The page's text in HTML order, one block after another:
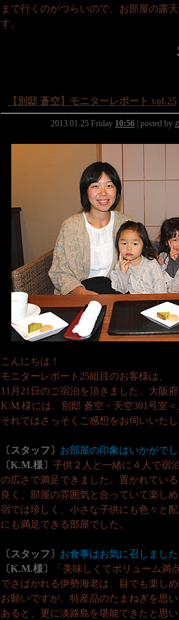
まで行くのがつらいので、お部屋の露
す。
【別邸 蒼空】モニターレポート vol.25
2013.01.25 Friday 10:56 | posted by
こんにちは！
モニターレポート25組目のお客様は、
11月21日のご宿泊を頂きました、大阪
K.M.様には、別邸 蒼空・天空301号室＜
それではさっそくご感想をお伺いいたし
〔スタッフ〕 お部屋の印象はいかがで
〔K.M.様〕 子供２人と一緒に４人で宿
の広さで満足できました。置かれてい
良く、部屋の雰囲気と合っていて楽し
宿では珍しく、小さな子供にも色々と
にも満足できる部屋でした。
〔スタッフ〕 お食事はお気に召しまし
〔K.M.様〕
「美味しくてボリューム満
でさばかれる伊勢海老は、目でも楽し
お願いですが、特産品のたまねぎを思
あると、更に淡路島を堪能できたと思